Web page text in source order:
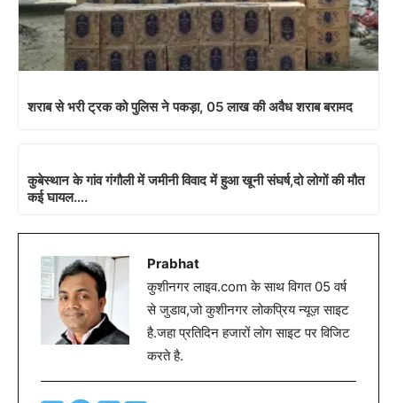
शराब से भरी ट्रक को पुलिस ने पकड़ा, 05 लाख की अवैध शराब बरामद
कुबेस्थान के गांव गंगौली में जमीनी विवाद में हुआ खूनी संघर्ष,दो लोगों की मौत
कई घायल….
Prabhat
कुशीनगर लाइव.com के साथ विगत 05 वर्ष
से जुडाव,जो कुशीनगर लोकप्रिय न्यूज़ साइट
है.जहा प्रतिदिन हजारों लोग साइट पर विजिट
करते है.